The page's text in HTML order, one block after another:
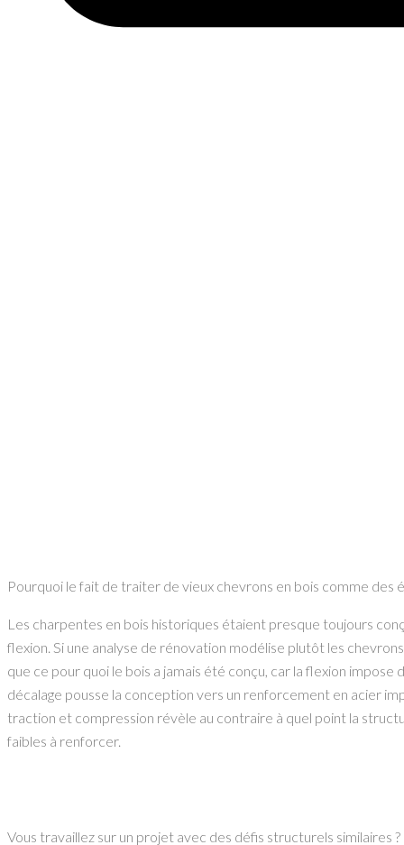
Pourquoi le fait de traiter de vieux chevrons en bois comme des
Les charpentes en bois historiques étaient presque toujours
flexion. Si une analyse de rénovation modélise plutôt les
que ce pour quoi le bois a jamais été conçu, car la flexion
décalage pousse la conception vers un renforcement en acier
traction et compression révèle au contraire à quel point la
faibles à renforcer.
Vous travaillez sur un projet avec des défis structurels similaires ?